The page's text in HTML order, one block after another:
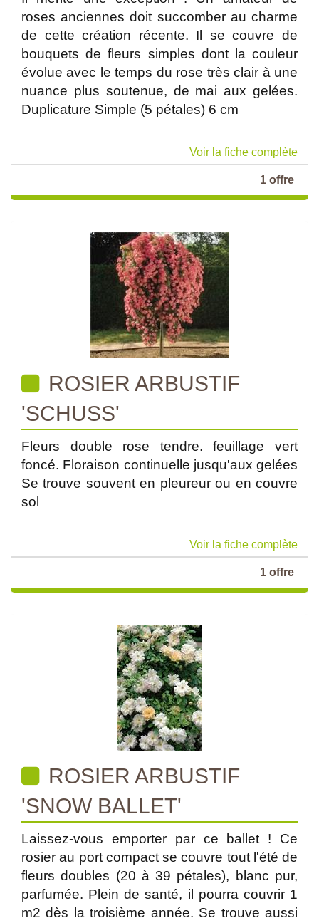
roses anciennes doit succomber au charme
de cette création récente. Il se couvre de
bouquets de fleurs simples dont la couleur
évolue avec le temps du rose très clair à une
nuance plus soutenue, de mai aux gelées.
Duplicature Simple (5 pétales) 6 cm
Voir la fiche complète
1 offre
ROSIER ARBUSTIF
'SCHUSS'
Fleurs double rose tendre. feuillage vert
foncé. Floraison continuelle jusqu'aux gelées
Se trouve souvent en pleureur ou en couvre
sol
Voir la fiche complète
1 offre
ROSIER ARBUSTIF
'SNOW BALLET'
Laissez-vous emporter par ce ballet ! Ce
rosier au port compact se couvre tout l'été de
fleurs doubles (20 à 39 pétales), blanc pur,
parfumée. Plein de santé, il pourra couvrir 1
m2 dès la troisième année. Se trouve aussi